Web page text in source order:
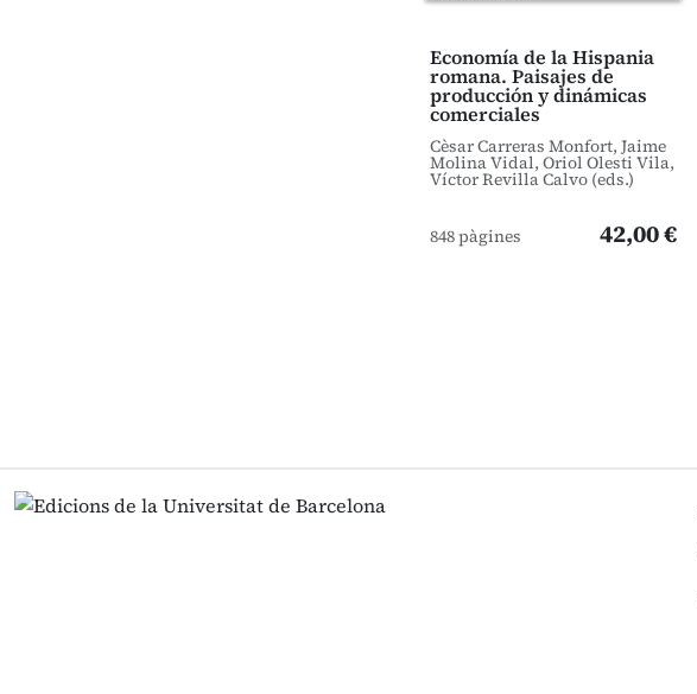
Economía de la Hispania
romana. Paisajes de
producción y dinámicas
comerciales
Cèsar Carreras Monfort, Jaime
Molina Vidal, Oriol Olesti Vila,
Víctor Revilla Calvo (eds.)
848 pàgines 42,00 €